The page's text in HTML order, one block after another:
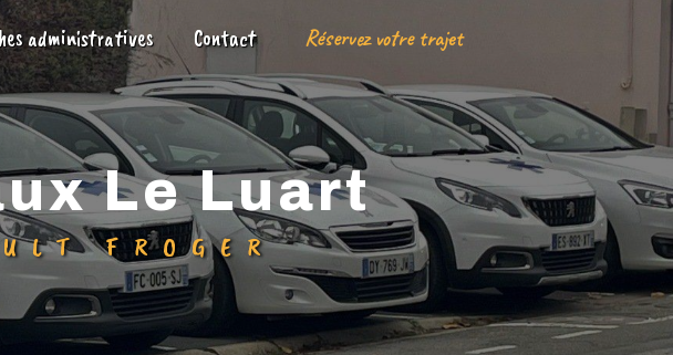
administratives Contact Réservez votre trajet
Le Luart
FROGER